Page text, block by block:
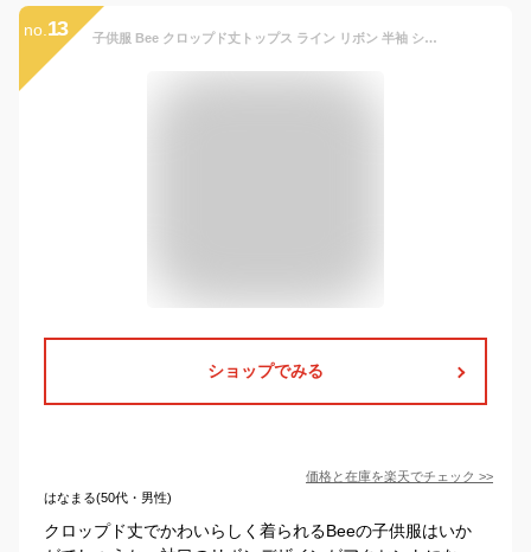
no. 13 子供服 Bee クロップド丈トップス ライン リボン 半袖 ショート丈 子供服 キッズ 女の子 カンコクコドモフク ビー トップス カットソー・Tシャツ ブラック ブルー ホワイト
ショップでみる
価格と在庫を楽天でチェック >>
はなまる(50代・男性)
クロップド丈でかわいらしく着られるBeeの子供服はいか